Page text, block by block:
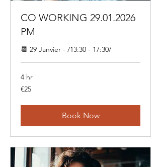
CO WORKING 29.01.2026
PM
📆 29 Janvier - /13:30 - 17:30/
4 hr
25
euros
€25
Book Now